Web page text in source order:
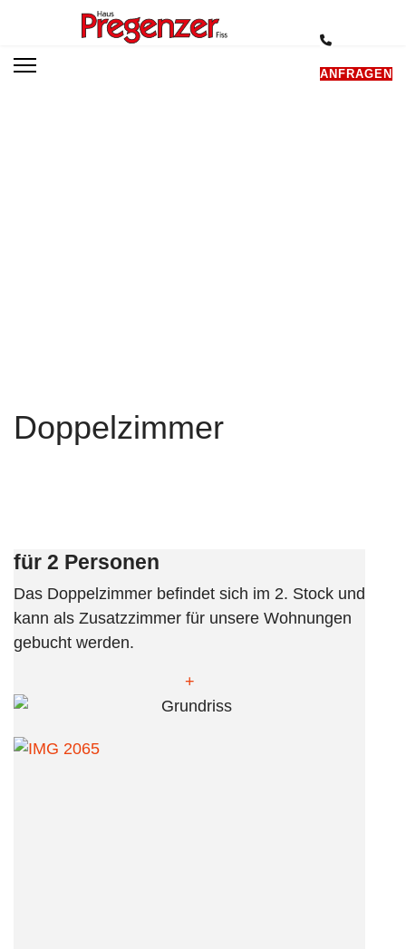
ANFRAGEN
Doppelzimmer
für 2 Personen
Das Doppelzimmer befindet sich im 2. Stock und
kann als Zusatzzimmer für unsere Wohnungen
gebucht werden.
+